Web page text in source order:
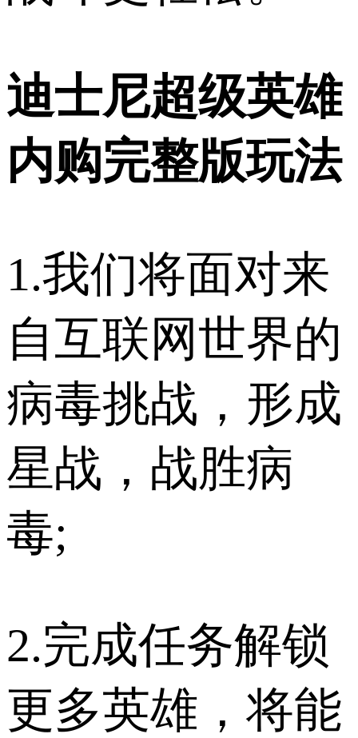
迪士尼超级英雄
内购完整版玩法
1.我们将面对来
自互联网世界的
病毒挑战，形成
星战，战胜病
毒;
2.完成任务解锁
更多英雄，将能